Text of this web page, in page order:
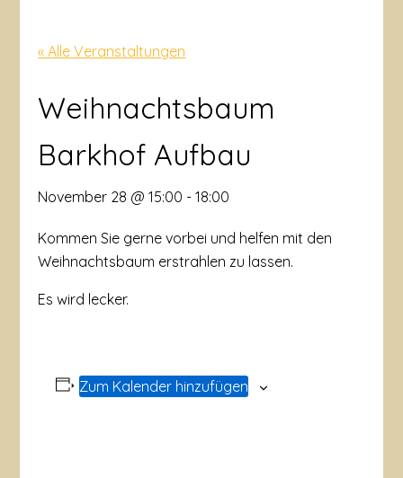
« Alle Veranstaltungen
Weihnachtsbaum
Barkhof Aufbau
November 28 @ 15:00 -18:00
Kommen Sie gerne vorbei und helfen mit den
Weihnachtsbaum erstrahlen zu lassen.
Es wird lecker.
Zum Kalender hinzufügen